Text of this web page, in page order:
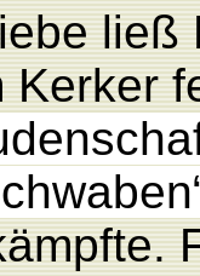
ließ